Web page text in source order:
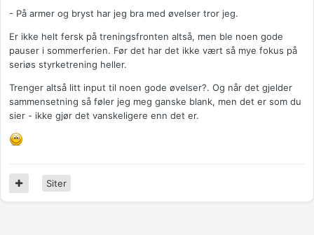
- På armer og bryst har jeg bra med øvelser tror jeg.
Er ikke helt fersk på treningsfronten altså, men ble noen gode
pauser i sommerferien. Før det har det ikke vært så mye fokus på
seriøs styrketrening heller.
Trenger altså litt input til noen gode øvelser?. Og når det gjelder
sammensetning så føler jeg meg ganske blank, men det er som du
sier - ikke gjør det vanskeligere enn det er.
Siter